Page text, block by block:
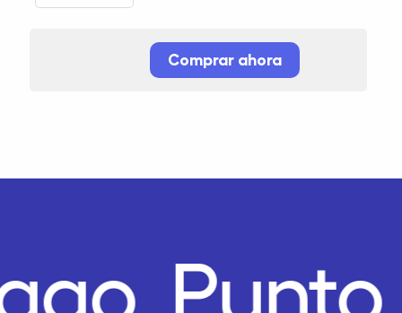
Comprar ahora